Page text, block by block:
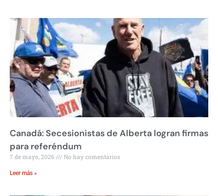
Canadá: Secesionistas de Alberta logran firmas
para referéndum
7 de mayo, 2026 No hay comentarios
Leer más »